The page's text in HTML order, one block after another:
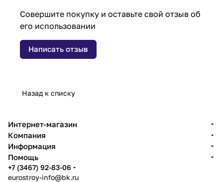
Совершите покупку и оставьте свой отзыв об
его использовании
Написать отзыв
Назад к списку
Интернет-магазин
Компания
Информация
Помощь
+7 (3467) 92-83-06
eurostroy-info@bk.ru